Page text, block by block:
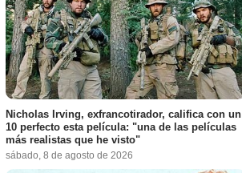
Nicholas Irving, exfrancotirador, califica con un
10 perfecto esta película: "una de las películas
más realistas que he visto"
sábado, 8 de agosto de 2026